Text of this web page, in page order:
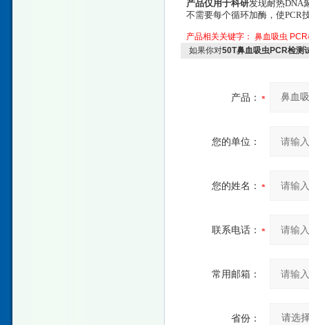
产品仅用于科研发现耐热DNA
不需要每个循环加酶，使PCR
产品相关关键字： 鼻血吸虫
如果你对50T鼻血吸虫PCR检测
产品：
您的单位：
您的姓名：
联系电话：
常用邮箱：
省份：